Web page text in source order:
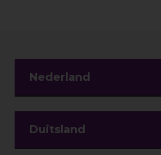
Nederland
Duitsland